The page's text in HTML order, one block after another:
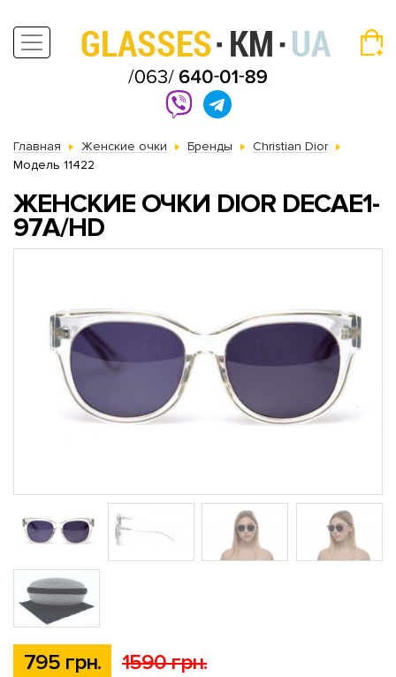
Главная Женские очки Бренды
Christian Dior
Модель 11422
ЖЕНСКИЕ ОЧКИ DIOR DECAE1-
97A/HD
795 грн. 1590 грн.